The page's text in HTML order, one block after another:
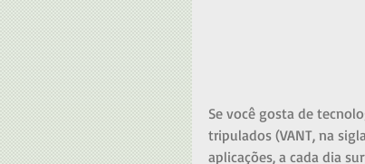
Se você gosta de
tripulados (VANT, na
aplicações, a cada dia